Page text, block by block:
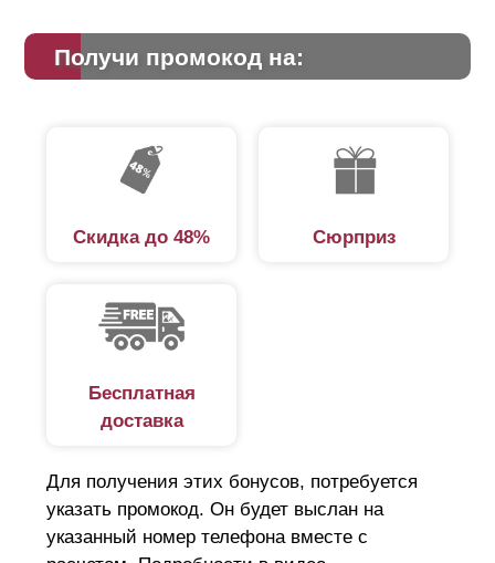
Получи промокод на:
Скидка до 48% Сюрприз
Бесплатная
доставка
Для получения этих бонусов, потребуется
указать промокод. Он будет выслан на
указанный номер телефона вместе с